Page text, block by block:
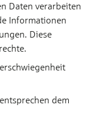
Daten verarbeiten
Informationen
Diese
dem